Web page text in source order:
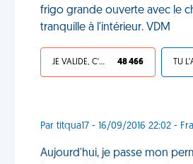
frigo grande ouverte avec le
tranquille à l'intérieur. VDM
JE VALIDE, C'EST UNE VDM 48 466
Par titqua17 - 16/09/2016 22:02 -
Aujourd'hui, je passe mon